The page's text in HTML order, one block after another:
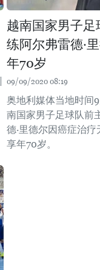
越南国家男子足
练阿尔弗雷德·
年70岁
09/09/2020 08:19
奥地利媒体当地时间
南国家男子足球队前
德·里德尔因癌症治疗
享年70岁。